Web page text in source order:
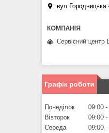
вул Городницька
Сервісний центр
Графік роботи
Понеділок 09:00
Вівторок
09:00
Середа
09:00